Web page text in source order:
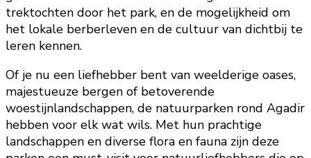
trektochten door het park, en de mogelijkheid om
het lokale berberleven en de cultuur van dichtbij te
leren kennen.
Of je nu een liefhebber bent van weelderige oases,
majestueuze bergen of betoverende
woestijnlandschappen, de natuurparken rond Agadir
hebben voor elk wat wils. Met hun prachtige
landschappen en diverse flora en fauna zijn deze